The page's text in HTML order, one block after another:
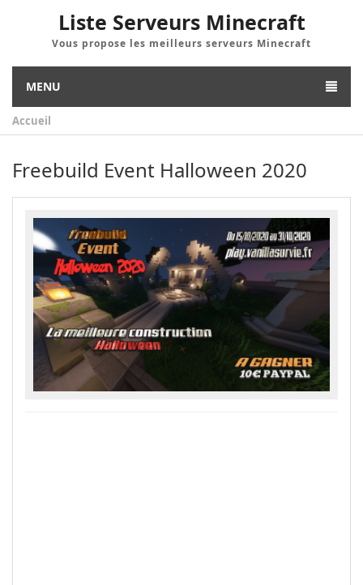
Liste Serveurs Minecraft
Vous propose les meilleurs serveurs Minecraft
MENU
Accueil
Freebuild Event Halloween 2020